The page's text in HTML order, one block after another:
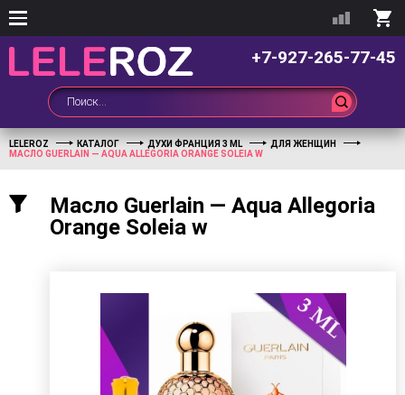
+7-927-265-77-45
LELEROZ КАТАЛОГ ДУХИ ФРАНЦИЯ 3 ML
ДЛЯ ЖЕНЩИН
МАСЛО GUERLAIN — AQUA ALLEGORIA ORANGE SOLEIA W
Масло Guerlain — Aqua Allegoria
Orange Soleia w